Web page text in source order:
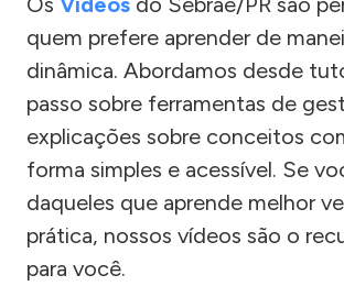
quem prefere aprender de
dinâmica. Abordamos desde
passo sobre ferramentas de
explicações sobre conceitos
forma simples e acessível. Se
daqueles que aprende melhor
prática, nossos vídeos são o
para você.